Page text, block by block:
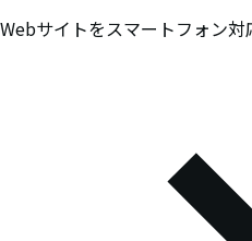
Webサイトをスマートフォン対